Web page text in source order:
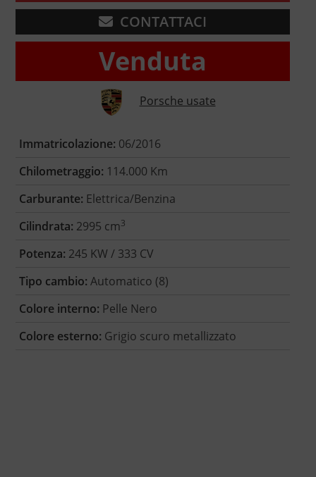
CONTATTACI
Venduta
Porsche usate
Immatricolazione: 06/2016
Chilometraggio: 114.000 Km
Carburante: Elettrica/Benzina
Cilindrata: 2995 cm3
Potenza: 245 KW / 333 CV
Tipo cambio: Automatico (8)
Colore interno: Pelle Nero
Colore esterno: Grigio scuro metallizzato